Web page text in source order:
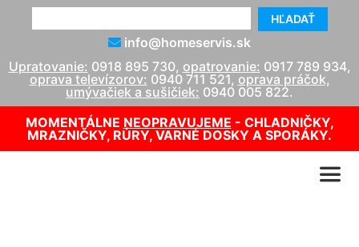
HĽADAŤ
info@homeservis.sk
Upratovanie: 0918 895 730, opatrovanie: 0917 789 934,
oprava televízorov: 0940 711 521, oprava práčok,
umývačiek a sušičiek: 0940 005 822.
MOMENTÁLNE NEOPRAVUJEME - CHLADNIČKY,
MRAZNIČKY, RÚRY, VARNÉ DOSKY A SPORÁKY.